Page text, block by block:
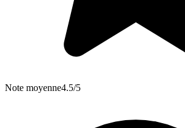
Note moyenne4.5/5